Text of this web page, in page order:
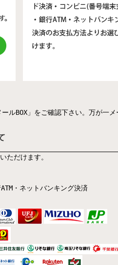
ールBOX」をご確認下さい。万が
ただけます。
・ネットバンキング決済